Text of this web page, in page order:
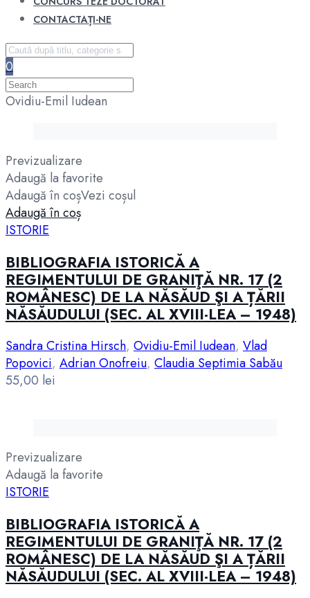
CONTACTAȚI-NE
0
Ovidiu-Emil Iudean
Previzualizare
Adaugă la favorite
Adaugă în coșVezi coșul
Adaugă în coș
ISTORIE
BIBLIOGRAFIA ISTORICĂ A
REGIMENTULUI DE GRANIŢĂ NR. 17 (2
ROMÂNESC) DE LA NĂSĂUD ŞI A ȚĂRII
NĂSĂUDULUI (SEC. AL XVIII-LEA – 1948)
Sandra Cristina Hirsch, Ovidiu-Emil Iudean, Vlad
Popovici, Adrian Onofreiu, Claudia Septimia Sabău
55,00 lei
Previzualizare
Adaugă la favorite
ISTORIE
BIBLIOGRAFIA ISTORICĂ A
REGIMENTULUI DE GRANIŢĂ NR. 17 (2
ROMÂNESC) DE LA NĂSĂUD ŞI A ȚĂRII
NĂSĂUDULUI (SEC. AL XVIII-LEA – 1948)